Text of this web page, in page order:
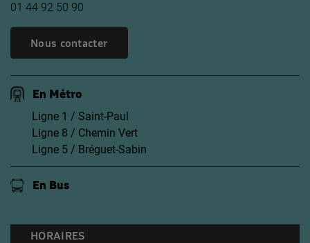
01 44 92 50 90
Nous contacter
En Métro
Ligne 1 / Saint-Paul
Ligne 8 / Chemin Vert
Ligne 5 / Bréguet-Sabin
En Bus
HORAIRES